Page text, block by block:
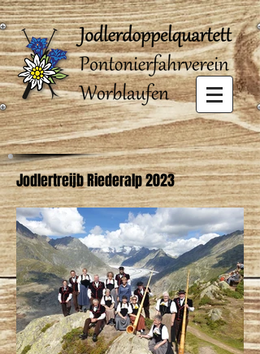
Jodlertreijb Riederalp 2023